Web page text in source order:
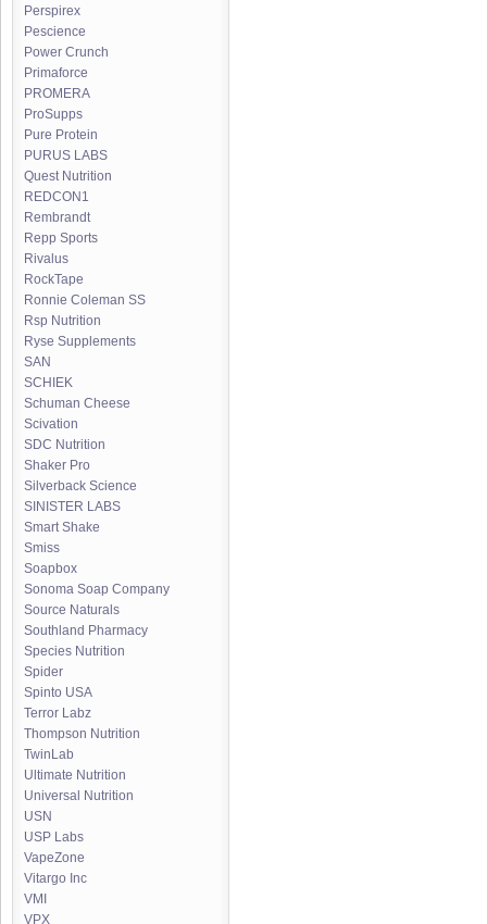
Perspirex
Pescience
Power Crunch
Primaforce
PROMERA
ProSupps
Pure Protein
PURUS LABS
Quest Nutrition
REDCON1
Rembrandt
Repp Sports
Rivalus
RockTape
Ronnie Coleman SS
Rsp Nutrition
Ryse Supplements
SAN
SCHIEK
Schuman Cheese
Scivation
SDC Nutrition
Shaker Pro
Silverback Science
SINISTER LABS
Smart Shake
Smiss
Soapbox
Sonoma Soap Company
Source Naturals
Southland Pharmacy
Species Nutrition
Spider
Spinto USA
Terror Labz
Thompson Nutrition
TwinLab
Ultimate Nutrition
Universal Nutrition
USN
USP Labs
VapeZone
Vitargo Inc
VMI
VPX